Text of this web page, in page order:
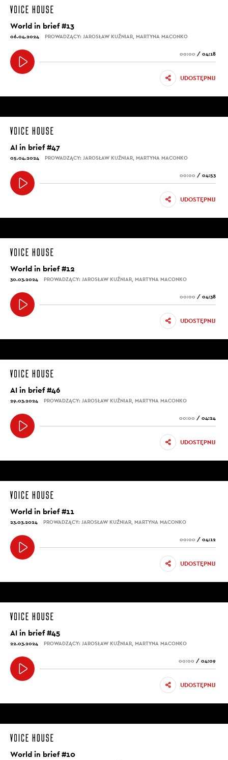
World in brief #13
06.04.2024 PROWADZĄCY: JAROSŁAW KUŹNIAR, MARTYNA MACONKO
00:00 / 04:18
UDOSTĘPNIJ
AI in brief #47
05.04.2024 PROWADZĄCY: JAROSŁAW KUŹNIAR, MARTYNA MACONKO
00:00 / 04:53
UDOSTĘPNIJ
World in brief #12
30.03.2024 PROWADZĄCY: JAROSŁAW KUŹNIAR, MARTYNA MACONKO
00:00 / 04:38
UDOSTĘPNIJ
AI in brief #46
29.03.2024 PROWADZĄCY: JAROSŁAW KUŹNIAR, MARTYNA MACONKO
00:00 / 04:24
UDOSTĘPNIJ
World in brief #11
23.03.2024 PROWADZĄCY: JAROSŁAW KUŹNIAR, MARTYNA MACONKO
00:00 / 04:12
UDOSTĘPNIJ
AI in brief #45
22.03.2024 PROWADZĄCY: JAROSŁAW KUŹNIAR, MARTYNA MACONKO
00:00 / 04:09
UDOSTĘPNIJ
World in brief #10